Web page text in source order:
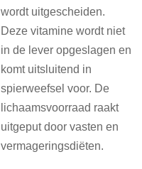
wordt uitgescheiden.
Deze vitamine wordt niet
in de lever opgeslagen en
komt uitsluitend in
spierweefsel voor. De
lichaamsvoorraad raakt
uitgeput door vasten en
vermageringsdiëten.